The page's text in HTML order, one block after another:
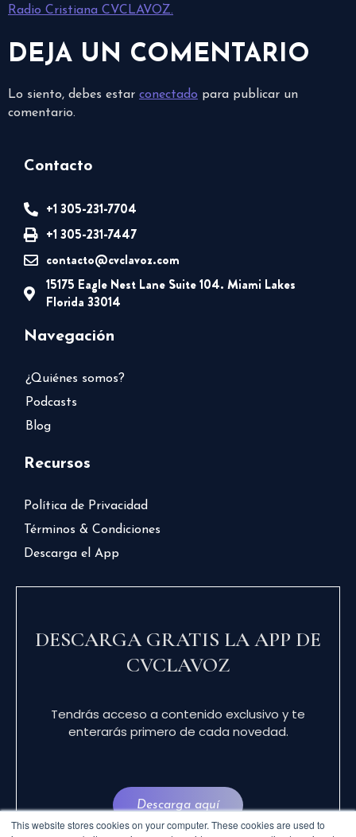
This website stores cookies on your computer. These cookies are used to
Radio Cristiana CVCLAVOZ.
DEJA UN COMENTARIO
Lo siento, debes estar conectado para publicar un
comentario.
Contacto
+1 305-231-7704
+1 305-231-7447
contacto@cvclavoz.com
15175 Eagle Nest Lane Suite 104. Miami Lakes
Florida 33014
Navegación
¿Quiénes somos?
Podcasts
Blog
Recursos
Política de Privacidad
Términos & Condiciones
Descarga el App
DESCARGA GRATIS LA APP DE
CVCLAVOZ
Tendrás acceso a contenido exclusivo y te
enterarás primero de cada novedad.
Descarga aquí